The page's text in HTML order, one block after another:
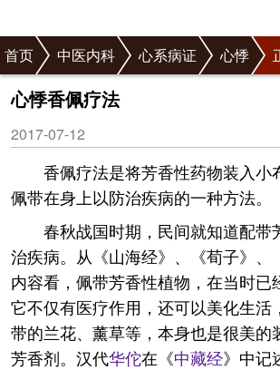
首页 中医内科 心系病证 心悸
心悸香佩疗法
2017-07-12
香佩疗法是将芳香性药物装入小
佩带在身上以防治疾病的一种方法。
春秋战国时期，民间就知道配带
治疾病。从《山海经》、《荀子》、
内容看，佩带芳香性植物，在当时已
它不仅有医疗作用，还可以美化生活
带的兰花、薰草等，本身也是很美的
芳香剂。汉代华佗在《中藏经》中记